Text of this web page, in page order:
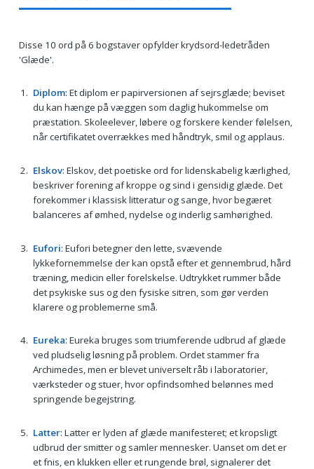
Disse 10 ord på 6 bogstaver opfylder krydsord-ledetråden
'Glæde'.
Diplom: Et diplom er papirversionen af sejrsglæde; beviset
du kan hænge på væggen som daglig hukommelse om
præstation. Skoleelever, løbere og forskere kender følelsen,
når certifikatet overrækkes med håndtryk, smil og applaus.
Elskov: Elskov, det poetiske ord for lidenskabelig kærlighed,
beskriver forening af kroppe og sind i gensidig glæde. Det
forekommer i klassisk litteratur og sange, hvor begæret
balanceres af ømhed, nydelse og inderlig samhørighed.
Eufori: Eufori betegner den lette, svævende
lykkefornemmelse der kan opstå efter et gennembrud, hård
træning, medicin eller forelskelse. Udtrykket rummer både
det psykiske sus og den fysiske sitren, som gør verden
klarere og problemerne små.
Eureka: Eureka bruges som triumferende udbrud af glæde
ved pludselig løsning på problem. Ordet stammer fra
Archimedes, men er blevet universelt råb i laboratorier,
værksteder og stuer, hvor opfindsomhed belønnes med
springende begejstring.
Latter: Latter er lyden af glæde manifesteret; et kropsligt
udbrud der smitter og samler mennesker. Uanset om det er
et fnis, en klukken eller et rungende brøl, signalerer det